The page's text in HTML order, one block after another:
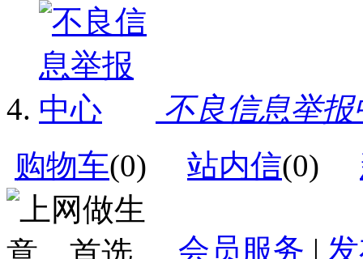
不良信息举报
购物车(0) 站内信(0)
会员服务 |